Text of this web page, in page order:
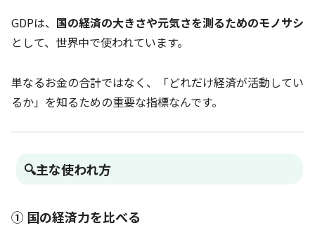
GDPは、 国の経済の大きさや元気さを測るためのモノサシ
として、世界中で使われています。
単なるお金の合計ではなく、「どれだけ経済が活動してい
るか」を知るための重要な指標なんです。
🔍主な使われ方
① 国の経済力を比べる